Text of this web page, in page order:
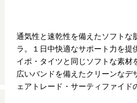
通気性と速乾性を備えたソフトな
ラ。１日中快適なサポート力を提
イポ・タイツと同じソフトな素
広いバンドを備えたクリーンなデ
ェアトレード・サーティファイド